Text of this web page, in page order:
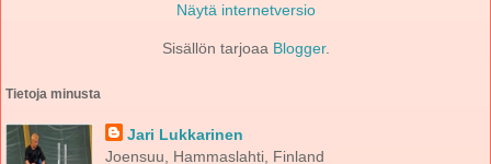
Näytä internetversio
Sisällön tarjoaa Blogger.
Tietoja minusta
Jari Lukkarinen
Joensuu, Hammaslahti, Finland